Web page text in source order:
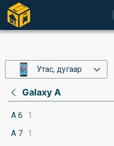
Утас, дугаар
Galaxy A
A 6
1
A 7 1